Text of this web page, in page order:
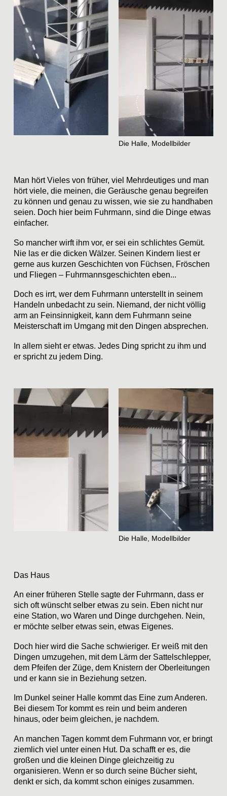
Die Halle, Modellbilder
Man hört Vieles von früher, viel Mehrdeutiges und man
hört viele, die meinen, die Geräusche genau begreifen
zu können und genau zu wissen, wie sie zu handhaben
seien. Doch hier beim Fuhrmann, sind die Dinge etwas
einfacher.
So mancher wirft ihm vor, er sei ein schlichtes Gemüt.
Nie las er die dicken Wälzer. Seinen Kindern liest er
gerne aus kurzen Geschichten von Füchsen, Fröschen
und Fliegen – Fuhrmannsgeschichten eben...
Doch es irrt, wer dem Fuhrmann unterstellt in seinem
Handeln unbedacht zu sein. Niemand, der nicht völlig
arm an Feinsinnigkeit, kann dem Fuhrmann seine
Meisterschaft im Umgang mit den Dingen absprechen.
In allem sieht er etwas. Jedes Ding spricht zu ihm und
er spricht zu jedem Ding.
Die Halle, Modellbilder
Das Haus
An einer früheren Stelle sagte der Fuhrmann, dass er
sich oft wünscht selber etwas zu sein. Eben nicht nur
eine Station, wo Waren und Dinge durchgehen. Nein,
er möchte selber etwas sein, etwas Eigenes.
Doch hier wird die Sache schwieriger. Er weiß mit den
Dingen umzugehen, mit dem Lärm der Sattelschlepper,
dem Pfeifen der Züge, dem Knistern der Oberleitungen
und er kann sie in Beziehung setzen.
Im Dunkel seiner Halle kommt das Eine zum Anderen.
Bei diesem Tor kommt es rein und beim anderen
hinaus, oder beim gleichen, je nachdem.
An manchen Tagen kommt dem Fuhrmann vor, er bringt
ziemlich viel unter einen Hut. Da schafft er es, die
großen und die kleinen Dinge gleichzeitig zu
organisieren. Wenn er so durch seine Bücher sieht,
denkt er sich, da kommt schon einiges zusammen.